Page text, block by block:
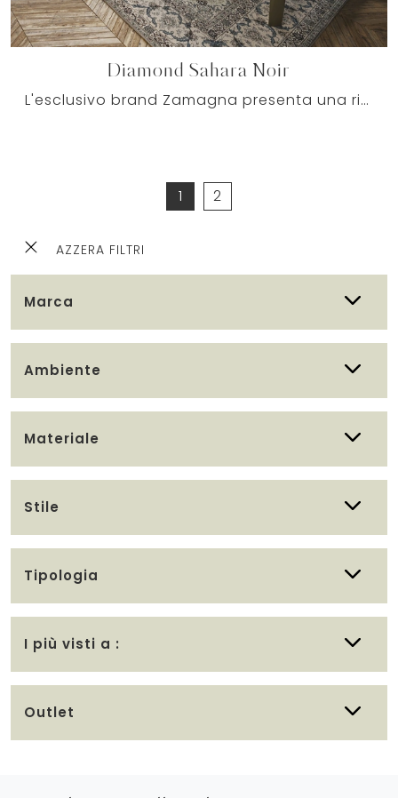
AZZERA FILTRI
Marca
Ambiente
Materiale
Stile
Tipologia
I più visti a :
Outlet
Diamond Sahara Noir
L'esclusivo brand Zamagna presenta una ricca gamma di Tavoli e consolle da pranzo allungabili, tra cui anche quelli ideali per completare ottimamente ...
1 2